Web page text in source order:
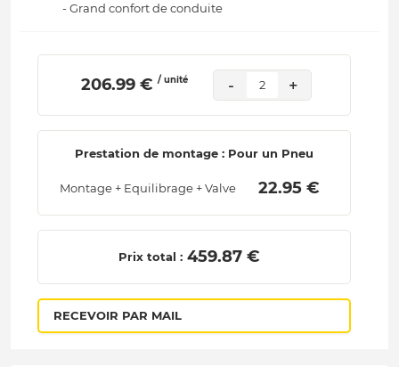
- Grand confort de conduite
206.99 € / unité - 2 +
Prestation de montage : Pour un Pneu
Montage + Equilibrage + Valve 22.95 €
Prix total : 459.87 €
RECEVOIR PAR MAIL